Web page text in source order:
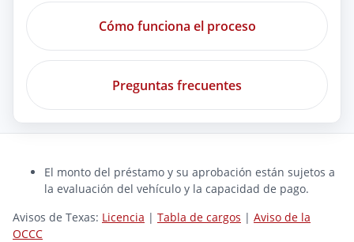
Cómo funciona el proceso
Preguntas frecuentes
El monto del préstamo y su aprobación están sujetos a
la evaluación del vehículo y la capacidad de pago.
Avisos de Texas: Licencia | Tabla de cargos | Aviso de la
OCCC